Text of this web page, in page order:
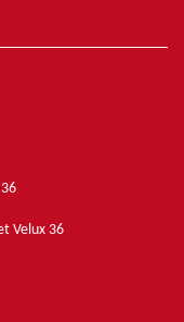
Velux 36